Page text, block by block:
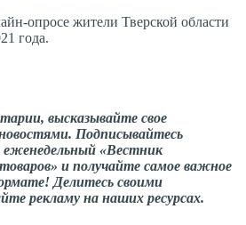
опросе жители Тверской области
года.
высказывайте свое
Подписывайтесь
еженедельный «Вестник
и получайте самое важное
Делитесь своими
рекламу на наших ресурсах.